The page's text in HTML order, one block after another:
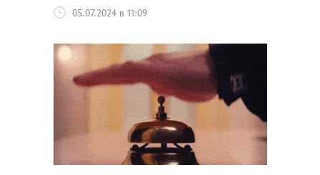
05.07.2024 в 11:09